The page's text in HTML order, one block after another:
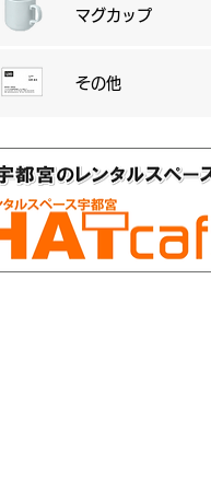
マグカップ
その他